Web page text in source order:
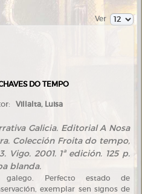
Ver
DO TEMPO
Villalta, Luisa
Galicia. Editorial A Nosa
Colección Froita do tempo,
Vigo. 2001. 1ª edición. 125 p.
blanda.
galego. Perfecto estado de
exemplar sen signos de